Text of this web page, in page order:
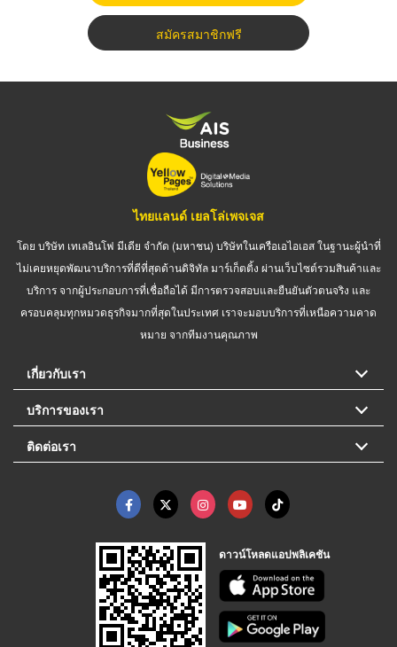
สมัครสมาชิกฟรี
ไทยแลนด์ เยลโล่เพจเจส
โดย บริษัท เทเลอินโฟ มีเดีย จำกัด (มหาชน) บริษัทในเครือเอไอเอส ในฐานะผู้นำที่
ไม่เคยหยุดพัฒนาบริการที่ดีที่สุดด้านดิจิทัล มาร์เก็ตติ้ง ผ่านเว็บไซต์รวมสินค้าและ
บริการ จากผู้ประกอบการที่เชื่อถือได้ มีการตรวจสอบและยืนยันตัวตนจริง และ
ครอบคลุมทุกหมวดธุรกิจมากที่สุดในประเทศ เราจะมอบบริการที่เหนือความคาด
หมาย จากทีมงานคุณภาพ
เกี่ยวกับเรา
บริการของเรา
ติดต่อเรา
ดาวน์โหลดแอปพลิเคชัน